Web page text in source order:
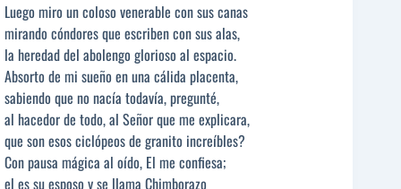
Luego miro un coloso venerable con sus canas
mirando cóndores que escriben con sus alas,
la heredad del abolengo glorioso al espacio.
Absorto de mi sueño en una cálida placenta,
sabiendo que no nacía todavía, pregunté,
al hacedor de todo, al Señor que me explicara,
que son esos ciclópeos de granito increíbles?
Con pausa mágica al oído, El me confiesa;
el es su esposo y se llama Chimborazo